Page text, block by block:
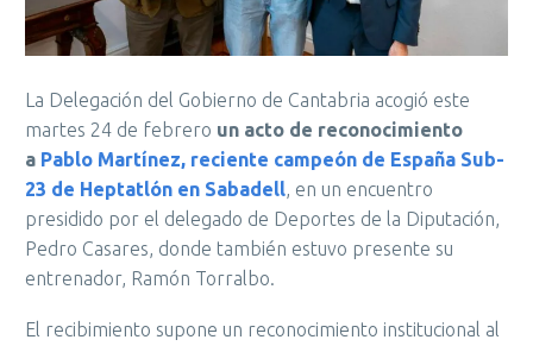
La Delegación del Gobierno de Cantabria acogió este
martes 24 de febrero un acto de reconocimiento
a Pablo Martínez, reciente campeón de España Sub-
23 de Heptatlón en Sabadell, en un encuentro
presidido por el delegado de Deportes de la Diputación,
Pedro Casares, donde también estuvo presente su
entrenador, Ramón Torralbo.
El recibimiento supone un reconocimiento institucional al